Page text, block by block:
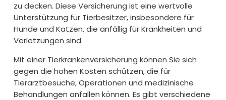
zu decken. Diese Versicherung ist eine wertvolle
Unterstützung für Tierbesitzer, insbesondere für
Hunde und Katzen, die anfällig für Krankheiten und
Verletzungen sind.
Mit einer Tierkrankenversicherung können Sie sich
gegen die hohen Kosten schützen, die für
Tierarztbesuche, Operationen und medizinische
Behandlungen anfallen können. Es gibt verschiedene